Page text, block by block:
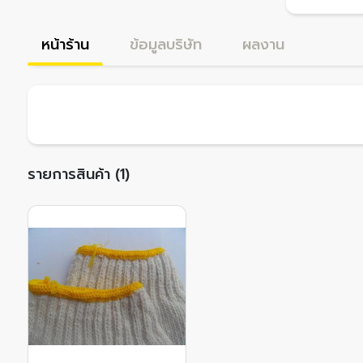
หน้าร้าน ข้อมูลบริษัท ผลงาน
รายการสินค้า (1)